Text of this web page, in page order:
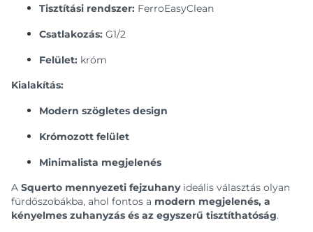
Tisztítási rendszer: FerroEasyClean
Csatlakozás: G1/2
Felület: króm
Kialakítás:
Modern szögletes design
Krómozott felület
Minimalista megjelenés
A Squerto mennyezeti fejzuhanyideális választás olyan
fürdőszobákba, ahol fontos a modern megjelenés, a
kényelmes zuhanyzás és az egyszerű tisztíthatóság.